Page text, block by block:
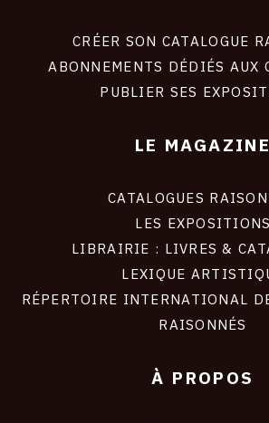
CRÉER SON CATALOGUE
ABONNEMENTS DÉDIÉS AUX
PUBLIER SES
LE MAGAZINE
CATALOGUES
LES EXPOSITIONS
LIBRAIRIE : LIVRES &
LEXIQUE
RÉPERTOIRE INTERNATIONAL
RAISONNÉS
À PROPOS